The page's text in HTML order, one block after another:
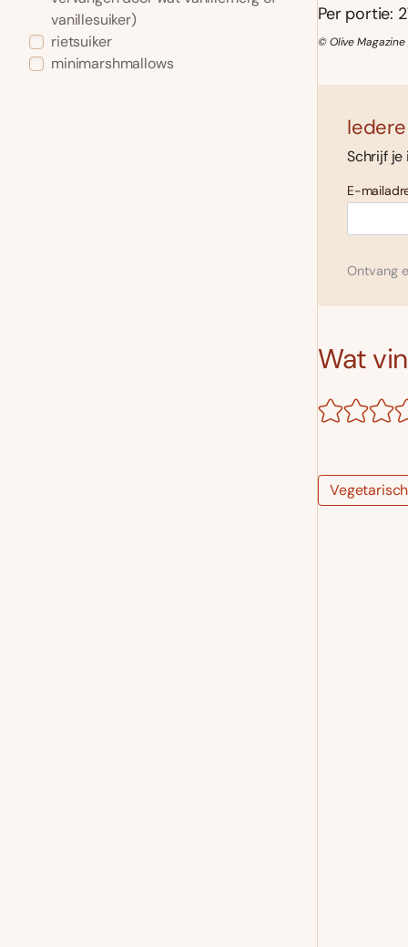
vanillesuiker)
rietsuiker
minimarshmallows
Per portie:
© Olive
Schrijf je
E-
Ontvang
Wat
Vegetarisch